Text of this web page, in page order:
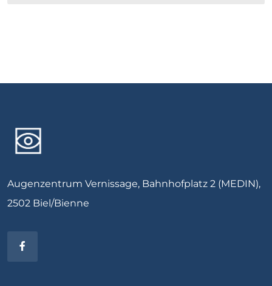
Augenzentrum Vernissage, Bahnhofplatz 2 (MEDIN),
2502 Biel/Bienne